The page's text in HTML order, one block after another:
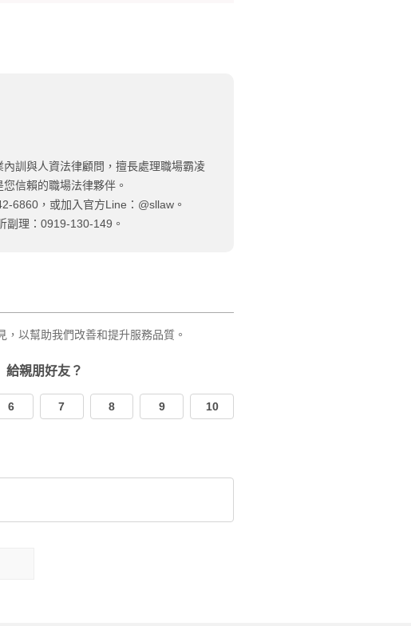
訓與人資法律顧問，擅長處理職場霸凌
信賴的職場法律夥伴。
6860，或加入官方Line：@sllaw。
副理：0919-130-149。
以幫助我們改善和提升服務品質。
給親朋好友？
6 7 8 9 10